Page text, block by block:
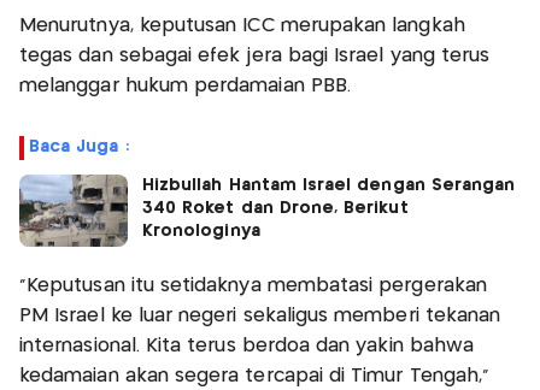
Menurutnya, keputusan ICC merupakan langkah
tegas dan sebagai efek jera bagi Israel yang terus
melanggar hukum perdamaian PBB.
Baca Juga :
Hizbullah Hantam Israel dengan Serangan
340 Roket dan Drone, Berikut
Kronologinya
“Keputusan itu setidaknya membatasi pergerakan
PM Israel ke luar negeri sekaligus memberi tekanan
internasional. Kita terus berdoa dan yakin bahwa
kedamaian akan segera tercapai di Timur Tengah,”